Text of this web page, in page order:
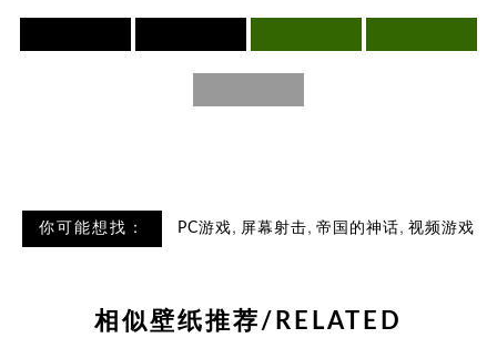
你可能想找： PC游戏, 屏幕射击, 帝国的神话, 视频游戏
相似壁纸推荐/RELATED